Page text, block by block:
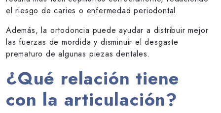
el riesgo de caries o enfermedad periodontal.
Además, la ortodoncia puede ayudar a distribuir mejor
las fuerzas de mordida y disminuir el desgaste
prematuro de algunas piezas dentales.
¿Qué relación tiene
con la articulación?